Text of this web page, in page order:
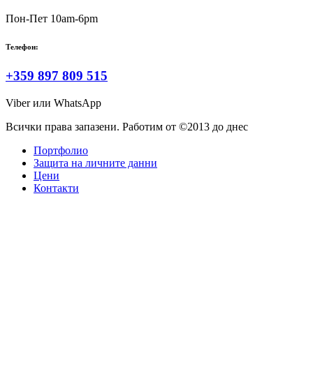
Пон-Пет 10am-6pm
Телефон:
+359 897 809 515
Viber или WhatsApp
Всички права запазени. Работим от ©2013 до днес
Портфолио
Защита на личните данни
Цени
Контакти